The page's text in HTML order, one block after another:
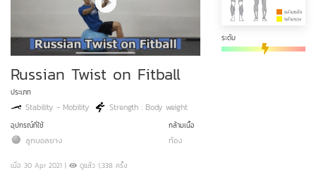
ระดับ
Russian Twist on Fitball
ประเภท
Stability - Mobility Strength : Body weight
อุปกรณ์ที่ใช้
ลูกบอลยาง
กล้ามเนื้อ
ท้อง
เมื่อ 30 Apr 2021 | ดูแล้ว 1,338 ครั้ง